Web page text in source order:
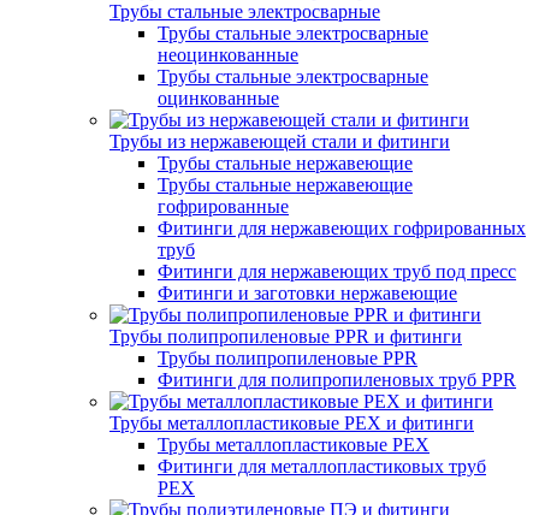
Трубы стальные электросварные
Трубы стальные электросварные
неоцинкованные
Трубы стальные электросварные
оцинкованные
Трубы из нержавеющей стали и фитинги
Трубы стальные нержавеющие
Трубы стальные нержавеющие
гофрированные
Фитинги для нержавеющих гофрированных
труб
Фитинги для нержавеющих труб под пресс
Фитинги и заготовки нержавеющие
Трубы полипропиленовые PPR и фитинги
Трубы полипропиленовые PPR
Фитинги для полипропиленовых труб PPR
Трубы металлопластиковые PEX и фитинги
Трубы металлопластиковые PEX
Фитинги для металлопластиковых труб
PEX